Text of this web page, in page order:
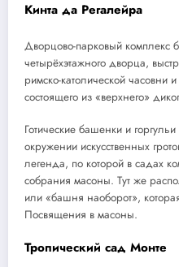
Кинта да Регалейра
Дворцово-парковый комплекс
четырёхэтажного дворца,
римско-католической часовни
состоящего из «верхнего»
Готические башенки и
окружении искусственных
легенда, по которой в садах
собрания масоны. Тут же
или «башня наоборот»,
Посвящения в масоны.
Тропический сад Монте